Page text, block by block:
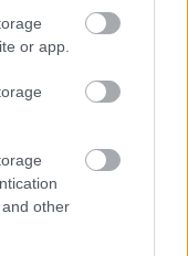
or app.
other
még nem
hogy az utolsó
De nem is
az utolsó
két kanyar,
futni.